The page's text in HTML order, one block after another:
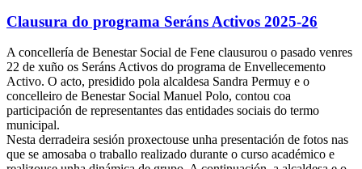
Clausura do programa Seráns Activos 2025-26
A concellería de Benestar Social de Fene clausurou o pasado venres
22 de xuño os Seráns Activos do programa de Envellecemento
Activo. O acto, presidido pola alcaldesa Sandra Permuy e o
concelleiro de Benestar Social Manuel Polo, contou coa
participación de representantes das entidades sociais do termo
municipal.
Nesta derradeira sesión proxectouse unha presentación de fotos nas
que se amosaba o traballo realizado durante o curso académico e